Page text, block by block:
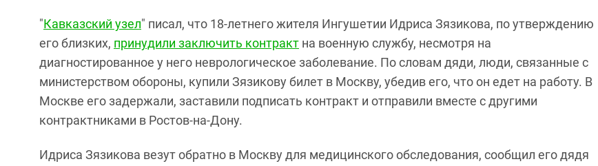
"Кавказский узел" писал, что 18-летнего жителя Ингушетии Идриса Зязикова, по утверждению
его близких, принудили заключить контракт на военную службу, несмотря на
диагностированное у него неврологическое заболевание. По словам дяди, люди, связанные с
министерством обороны, купили Зязикову билет в Москву, убедив его, что он едет на работу. В
Москве его задержали, заставили подписать контракт и отправили вместе с другими
контрактниками в Ростов-на-Дону.
Идриса Зязикова везут обратно в Москву для медицинского обследования, сообщил его дядя